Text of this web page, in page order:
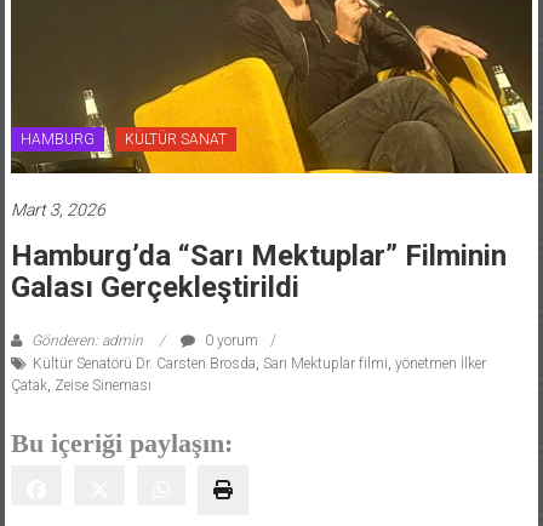
HAMBURG KÜLTÜR SANAT
Mart 3, 2026
Hamburg’da “Sarı Mektuplar” Filminin
Galası Gerçekleştirildi
Gönderen: admin
0 yorum
Kültür Senatörü Dr. Carsten Brosda Sarı Mektuplar filmi yönetmen İlker
Çatak, Zeise Sineması
Bu içeriği paylaşın: